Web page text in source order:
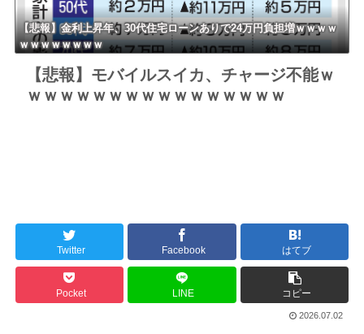
【悲報】金利上昇年、30代住宅ローンありで24万円負担増ｗｗｗｗ
ｗｗｗｗｗｗｗｗ
【悲報】モバイルスイカ、チャージ不能ｗ
ｗｗｗｗｗｗｗｗｗｗｗｗｗｗｗｗ
Twitter Facebook はてブ
Pocket LINE コピー
2026.07.02